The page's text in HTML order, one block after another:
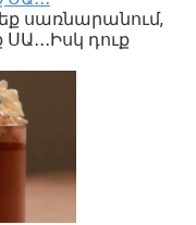
սառնարանում,
դուք